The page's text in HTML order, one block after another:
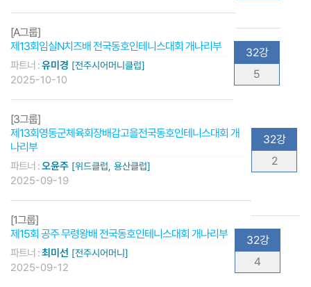
[A그룹]
제13회임실N치즈배 전국동호인테니스대회 개나리부
파트너 :유미경 [전주시어머니클럽]
2025-10-10
32강
5
[3그룹]
제13회영동군체육회장배감고을전국동호인테니스대회 개
나리부
파트너 :오윤주 [위드클럽, 용산클럽]
2025-09-19
32강
2
[1그룹]
제15회 공주 무령왕배 전국동호인테니스대회 개나리부
파트너 :최미선 [전주시어머니]
2025-09-12
32강
4